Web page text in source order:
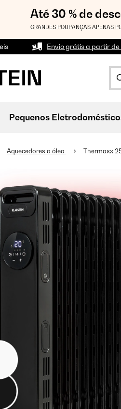
Até 30 % de
GRANDES POUPANÇAS APENAS
Envio grátis a partir de
Pequenos
Aquecedores a óleo Thermaxx